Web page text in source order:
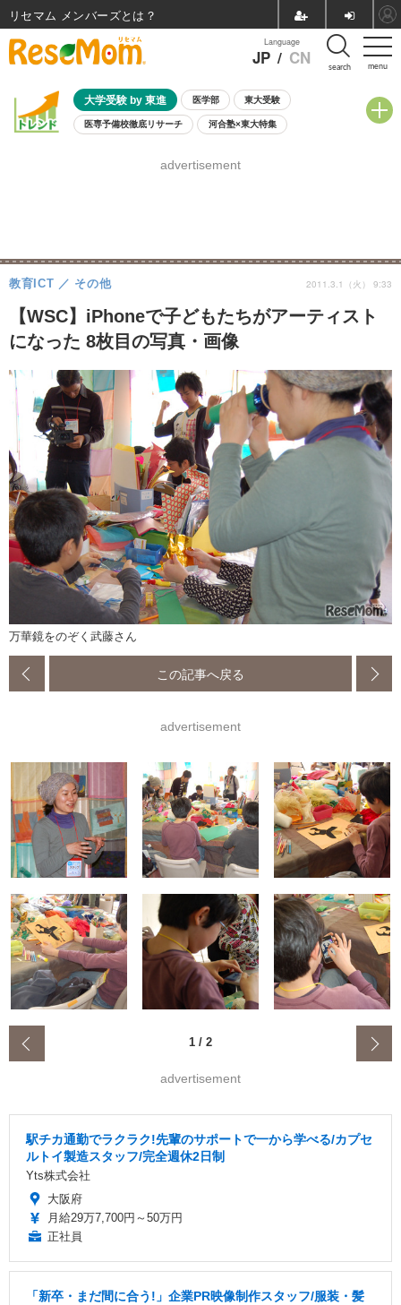
menu
Language
JP / CN search
大学受験 by 東進 医学部 東大受験
医専予備校徹底リサーチ 河合塾×東大特集
8月開催学校説明会・相談会
advertisement
【WSC】iPhoneで子どもたちがアーティスト
になった 8枚目の写真・画像
教育ICT その他 2011.3.1（火） 9:33
万華鏡をのぞく武藤さん
この記事へ戻る
advertisement
1 / 2
advertisement
駅チカ通勤でラクラク!先輩のサポートで一から学べる/カプセ
ルトイ製造スタッフ/完全週休2日制
Yts株式会社
大阪府
月給29万7,700円～50万円
正社員
「新卒・まだ間に合う!」企業PR映像制作スタッフ/服装・髪
リセマム メンバーズ